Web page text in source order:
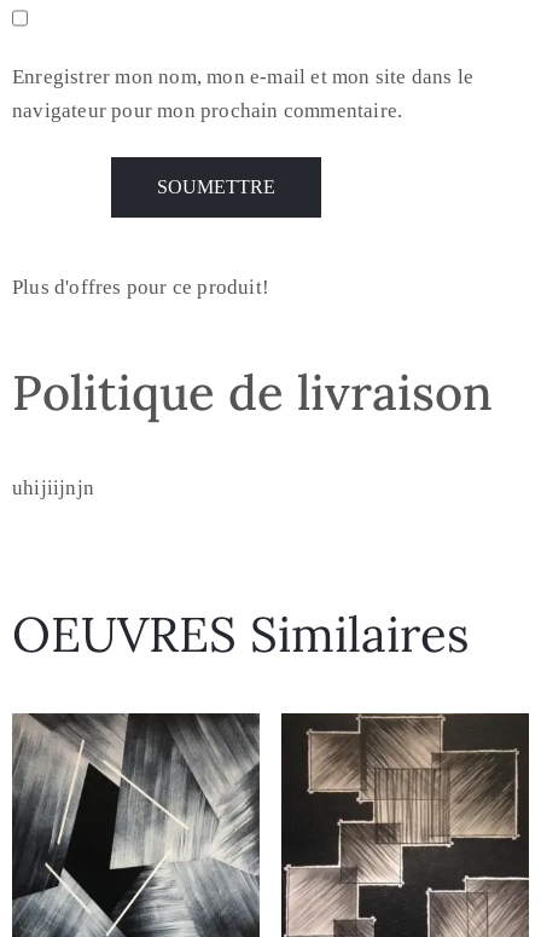
Enregistrer mon nom, mon e-mail et mon site dans le
navigateur pour mon prochain commentaire.
Plus d'offres pour ce produit!
Politique de livraison
uhijiijnjn
OEUVRES Similaires